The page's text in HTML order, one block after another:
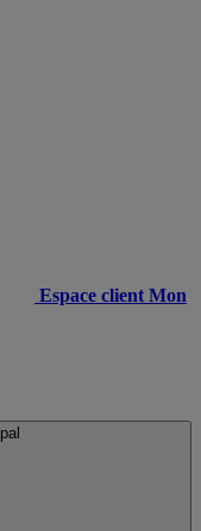
Espace client Mon